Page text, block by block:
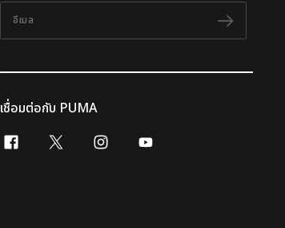
อีเมล
ติดตาม
เชื่อมต่อกับ PUMA
facebook
x-twitterinstagram
youtube